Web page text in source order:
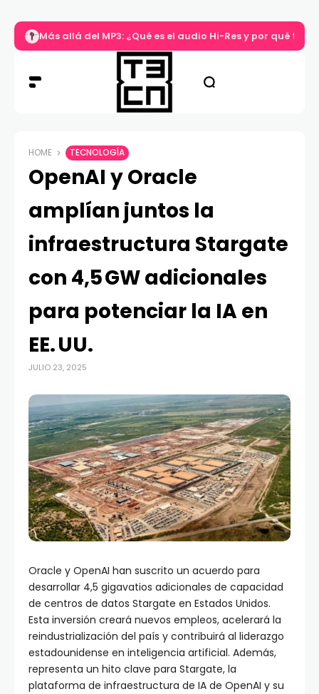
Más allá del MP3: ¿Qué es el audio Hi-Res y por qué tu
HOME TECNOLOGÍA
OpenAI y Oracle
amplían juntos la
infraestructura Stargate
con 4,5 GW adicionales
para potenciar la IA en
EE. UU.
JULIO 23, 2025
Oracle y OpenAI han suscrito un acuerdo para
desarrollar 4,5 gigavatios adicionales de capacidad
de centros de datos Stargate en Estados Unidos.
Esta inversión creará nuevos empleos, acelerará la
reindustrialización del país y contribuirá al liderazgo
estadounidense en inteligencia artificial. Además,
representa un hito clave para Stargate, la
plataforma de infraestructura de IA de OpenAI y su